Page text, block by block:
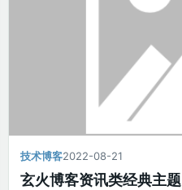
技术博客2022-08-21
玄火博客资讯类经典主题